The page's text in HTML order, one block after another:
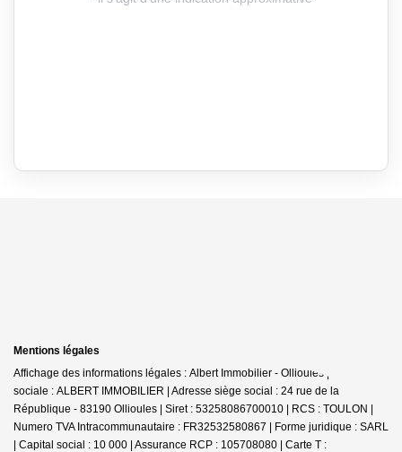
Mentions légales
Affichage des informations légales : Albert Immobilier - Ollioules | Raison
sociale : ALBERT IMMOBILIER | Adresse siège social : 24 rue de la
République - 83190 Ollioules | Siret : 53258086700010 | RCS : TOULON |
Numero TVA Intracommunautaire : FR32532580867 | Forme juridique : SARL
| Capital social : 10 000 | Assurance RCP : 105708080 | Carte T :